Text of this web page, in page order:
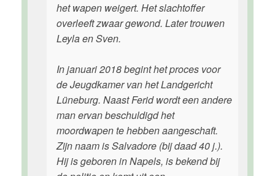
het wapen weigert. Het slachtoffer
overleeft zwaar gewond. Later trouwen
Leyla en Sven.
In januari 2018 begint het proces voor
de Jeugdkamer van het Landgericht
Lüneburg. Naast Ferid wordt een andere
man ervan beschuldigd het
moordwapen te hebben aangeschaft.
Zijn naam is Salvadore (bij daad 40 j.).
Hij is geboren in Napels, is bekend bij